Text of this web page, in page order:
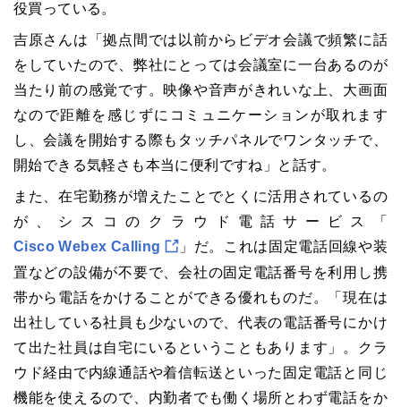
役買っている。
吉原さんは「拠点間では以前からビデオ会議で頻繁に話
をしていたので、弊社にとっては会議室に一台あるのが
当たり前の感覚です。映像や音声がきれいな上、大画面
なので距離を感じずにコミュニケーションが取れます
し、会議を開始する際もタッチパネルでワンタッチで、
開始できる気軽さも本当に便利ですね」と話す。
また、在宅勤務が増えたことでとくに活用されているの
が、シスコのクラウド電話サービス「
Cisco Webex Calling
」だ。これは固定電話回線や装
置などの設備が不要で、会社の固定電話番号を利用し携
帯から電話をかけることができる優れものだ。「現在は
出社している社員も少ないので、代表の電話番号にかけ
て出た社員は自宅にいるということもあります」。クラ
ウド経由で内線通話や着信転送といった固定電話と同じ
機能を使えるので、内勤者でも働く場所とわず電話をか